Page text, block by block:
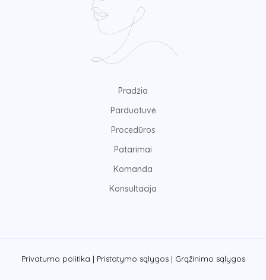
Pradžia
Parduotuvė
Procedūros
Patarimai
Komanda
Konsultacija
Privatumo politika | Pristatymo sąlygos | Grąžinimo sąlygos